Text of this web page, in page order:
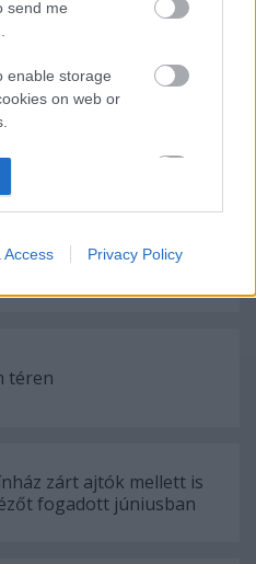
send me
enable storage
on web or
website or app.
enable storage
authentication
and other
Access Privacy Policy
jön az év legvidámabb
a Veszprémi Petőfi
téren
zárt ajtók mellett is
fogadott júniusban